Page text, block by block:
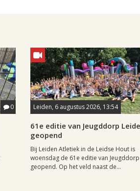
0 Leiden, 6 augustus 2026, 13:54
61e editie van Jeugddorp
geopend
Bij Leiden Atletiek in de Leidse Hout is
woensdag de 61e editie van Jeugddorp
geopend. Op het veld naast de...